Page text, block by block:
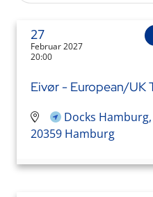
27
Februar 2027
20:00
Eivør - European/UK
Docks
20359 Hamburg